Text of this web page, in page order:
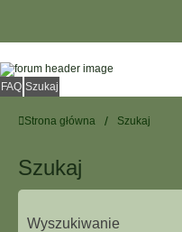
FAQ Szukaj
Strona główna Szukaj
Szukaj
Wyszukiwanie